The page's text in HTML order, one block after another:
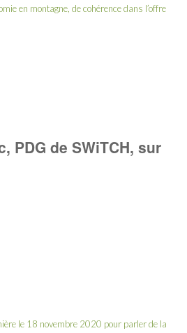
en montagne, de cohérence dans l’offre
PDG de SWiTCH, sur
le 18 novembre 2020 pour parler de la